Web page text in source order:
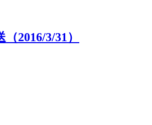
2016/3/31）